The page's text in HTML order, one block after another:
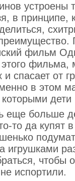
устроены
в принципе,
фильм
фильма,
спасает от
в этом
дети
еще больше
то да купят
игрушками
чтобы
испортили.